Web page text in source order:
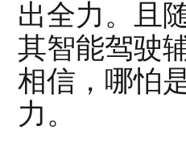
出全力。且
其智能驾驶
相信，哪怕
力。